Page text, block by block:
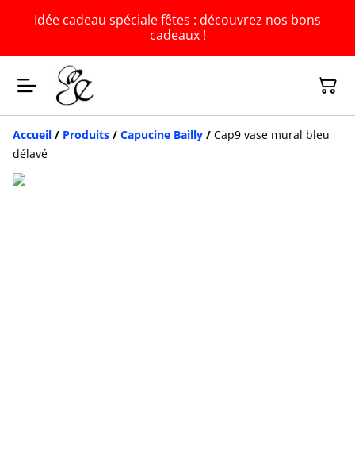
Idée cadeau spéciale fêtes : découvrez nos bons
cadeaux !
Accueil / Produits / Capucine Bailly / Cap9 vase mural bleu
délavé